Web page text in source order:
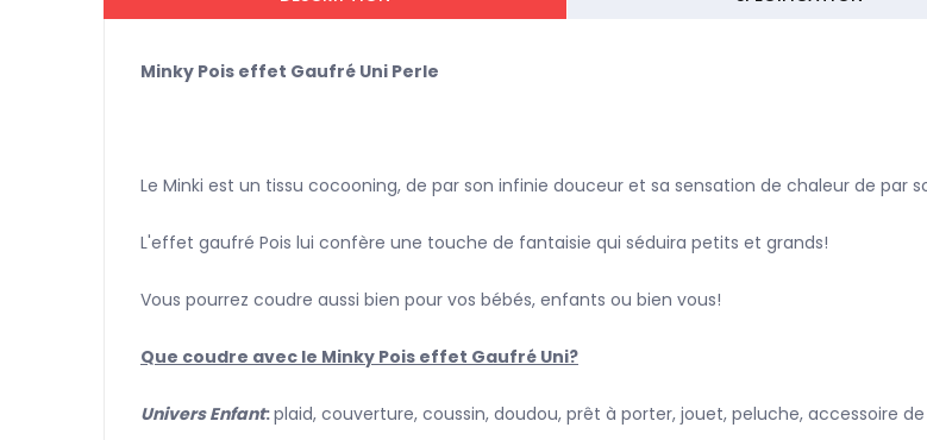
Minky Pois effet Gaufré Uni Perle
Le Minki est un tissu cocooning, de par son infinie douceur et sa sensation de chaleur de par
L'effet gaufré Pois lui confère une touche de fantaisie qui séduira petits et grands!
Vous pourrez coudre aussi bien pour vos bébés, enfants ou bien vous!
Que coudre avec le Minky Pois effet Gaufré Uni?
Univers Enfant:plaid, couverture, coussin, doudou, prêt à porter, jouet, peluche, accessoire de